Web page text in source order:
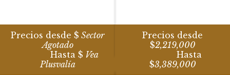
Precios desde $ Sector
Agotado
Hasta $ Vea
Plusvalía
Precios desde
$2,219,000
Hasta
$3,389,000